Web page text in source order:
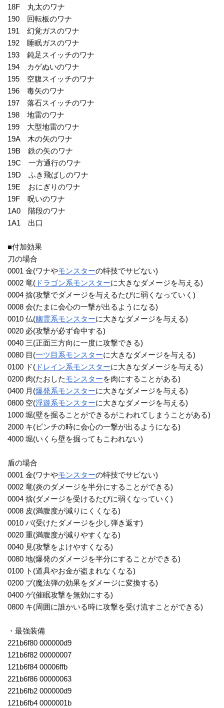
18F 丸太のワナ
190 回転板のワナ
191 幻覚ガスのワナ
192 睡眠ガスのワナ
193 鈍足スイッチのワナ
194 カゲぬいのワナ
195 空腹スイッチのワナ
196 毒矢のワナ
197 落石スイッチのワナ
198 地雷のワナ
199 大型地雷のワナ
19A 木の矢のワナ
19B 鉄の矢のワナ
19C 一方通行のワナ
19D ふき飛ばしのワナ
19E おにぎりのワナ
19F 呪いのワナ
1A0 階段のワナ
1A1 出口
■付加効果
刀の場合
0001 金(ワナやモンスターの特技でサビない)
0002 竜( ドラゴン系モンスターに大きなダメージを与える)
0004 捨(攻撃でダメージを与えるたびに弱くなっていく)
0008 会(たまに会心の一撃が出るようになる)
0010 仏(幽霊系モンスターに大きなダメージを与える)
0020 必(攻撃が必ず命中する)
0040 三(正面三方向に一度に攻撃できる)
0080 目(一ツ目系モンスターに大きなダメージを与える)
0100 ド( ドレイン系モンスターに大きなダメージを与える)
0200 肉(たおしたモンスターを肉にすることがある)
0400 月(爆発系モンスターに大きなダメージを与える)
0800 空(浮遊系モンスターに大きなダメージを与える)
1000 堀(壁を掘ることができるがこわれてしまうことがある)
2000 キ(ピンチの時に会心の一撃が出るようになる)
4000 堀(いくら壁を掘ってもこわれない)
盾の場合
0001 金(ワナやモンスターの特技でサビない)
0002 竜(炎のダメージを半分にすることができる)
0004 捨(ダメージを受けるたびに弱くなっていく)
0008 皮(満腹度が減りにくくなる)
0010 バ(受けたダメージを少し弾き返す)
0020 重(満腹度が減りやすくなる)
0040 見(攻撃をよけやすくなる)
0080 地(爆発のダメージを半分にすることができる)
0100 ト(道具やお金が盗まれなくなる)
0200 プ(魔法弾の効果をダメージに変換する)
0400 ゲ(催眠攻撃を無効にする)
0800 キ(周囲に誰かいる時に攻撃を受け流すことができる)
・最強装備
221b6f80 000000d9
121b6f82 00000007
121b6f84 00006ffb
221b6f86 00000063
221b6fb2 000000d9
121b6fb4 0000001b